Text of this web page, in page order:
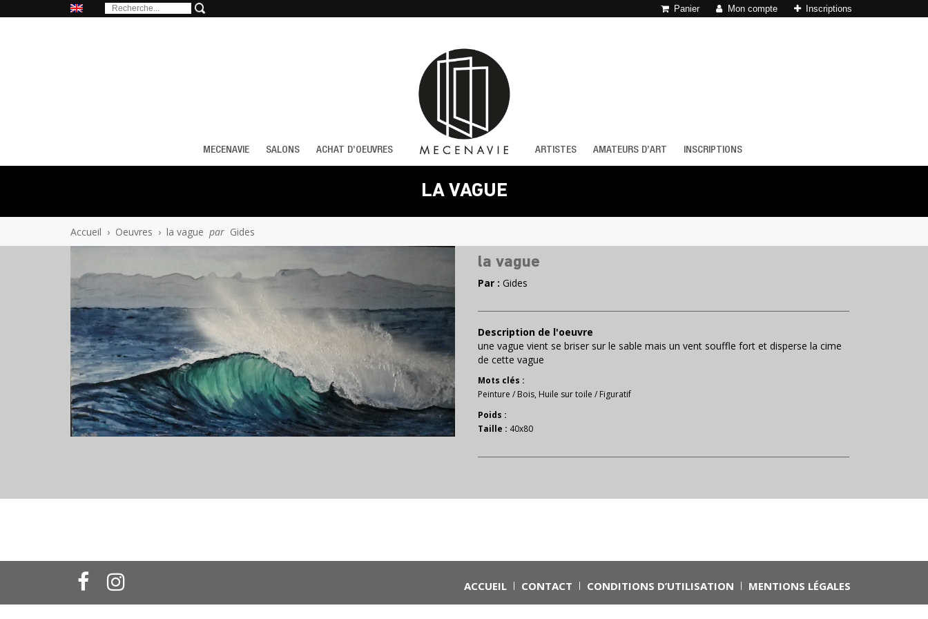
Panier Mon compte Inscriptions
ACHAT D’OEUVRES
SALONS
MECENAVIE ARTISTES AMATEURS D’ART INSCRIPTIONS
LA VAGUE
Accueil › Oeuvres › la vague par Gides
la vague
Par : Gides
Description de l'oeuvre
une vague vient se briser sur le sable mais un vent souffle fort et disperse la cime
de cette vague
Mots clés :
Peinture / Bois, Huile sur toile / Figuratif
Poids :
Taille : 40x80
ACCUEIL CONTACT CONDITIONS D’UTILISATION MENTIONS LÉGALES